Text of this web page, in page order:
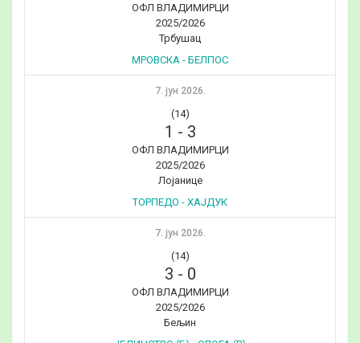
ОФЛ ВЛАДИМИРЦИ
2025/2026
Трбушац
МРОВСКА - БЕЛПОС
7. јун 2026.
(14)
1 - 3
ОФЛ ВЛАДИМИРЦИ
2025/2026
Лојанице
ТОРПЕДО - ХАЈДУК
7. јун 2026.
(14)
3 - 0
ОФЛ ВЛАДИМИРЦИ
2025/2026
Бељин